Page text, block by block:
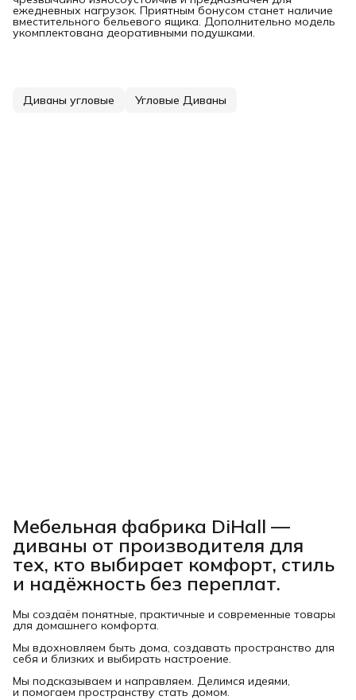
ежедневных нагрузок. Приятным бонусом станет наличие
вместительного бельевого ящика. Дополнительно модель
укомплектована деоративными подушками.
Диваны угловые Угловые Диваны
Мебельная фабрика DiHall —
диваны от производителя для
тех, кто выбирает комфорт, стиль
и надёжность без переплат.
Мы создаём понятные, практичные и современные товары
для домашнего комфорта.
Мы вдохновляем быть дома, создавать пространство для
себя и близких и выбирать настроение.
Мы подсказываем и направляем. Делимся идеями,
и помогаем пространству стать домом.